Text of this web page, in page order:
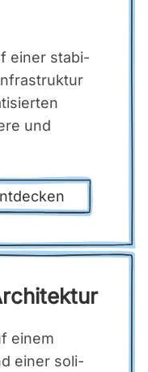
einer sta­bi­
und
einem
einer soli­